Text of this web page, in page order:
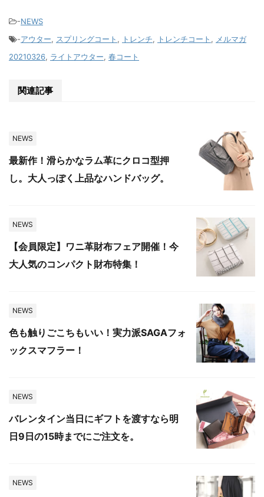
-NEWS
-アウター, スプリングコート , トレンチ, トレンチコート , メルマガ
20210326, ライトアウター, 春コート
関連記事
NEWS
最新作！滑らかなラム革にクロコ型押
し。大人っぽく上品なハンドバッグ。
NEWS
【会員限定】ワニ革財布フェア開催！今
大人気のコンパクト財布特集！
NEWS
色も触りごこちもいい！実力派SAGAフォ
ックスマフラー！
NEWS
バレンタイン当日にギフトを渡すなら明
日9日の15時までにご注文を。
NEWS